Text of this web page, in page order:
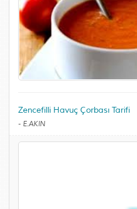
Zencefilli Havuç Çorbası Tarifi
- E.AKIN